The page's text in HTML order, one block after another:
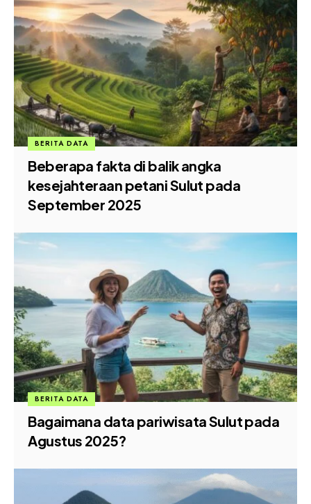
BERITA DATA
Beberapa fakta di balik angka
kesejahteraan petani Sulut pada
September 2025
BERITA DATA
Bagaimana data pariwisata Sulut pada
Agustus 2025?